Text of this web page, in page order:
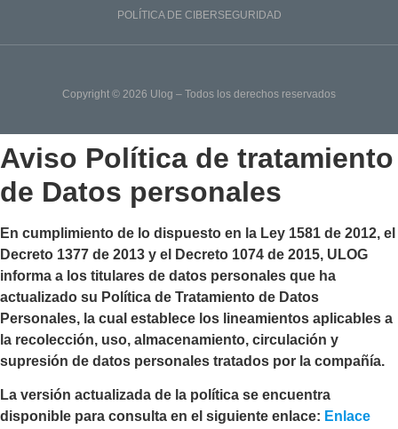
POLÍTICA DE CIBERSEGURIDAD
Copyright © 2026 Ulog – Todos los derechos reservados
Aviso Política de tratamiento
de Datos personales
En cumplimiento de lo dispuesto en la Ley 1581 de 2012, el
Decreto 1377 de 2013 y el Decreto 1074 de 2015, ULOG
informa a los titulares de datos personales que ha
actualizado su Política de Tratamiento de Datos
Personales, la cual establece los lineamientos aplicables a
la recolección, uso, almacenamiento, circulación y
supresión de datos personales tratados por la compañía.
La versión actualizada de la política se encuentra
disponible para consulta en el siguiente enlace: Enlace